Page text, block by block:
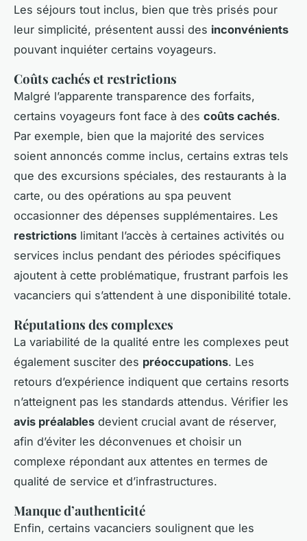
Les séjours tout inclus, bien que très prisés pour
leur simplicité, présentent aussi des inconvénients
pouvant inquiéter certains voyageurs.
Coûts cachés et restrictions
Malgré l’apparente transparence des forfaits,
certains voyageurs font face à des coûts cachés.
Par exemple, bien que la majorité des services
soient annoncés comme inclus, certains extras tels
que des excursions spéciales, des restaurants à la
carte, ou des opérations au spa peuvent
occasionner des dépenses supplémentaires. Les
restrictions limitant l’accès à certaines activités ou
services inclus pendant des périodes spécifiques
ajoutent à cette problématique, frustrant parfois les
vacanciers qui s’attendent à une disponibilité totale.
Réputations des complexes
La variabilité de la qualité entre les complexes peut
également susciter des préoccupations. Les
retours d’expérience indiquent que certains resorts
n’atteignent pas les standards attendus. Vérifier les
avis préalables devient crucial avant de réserver,
afin d’éviter les déconvenues et choisir un
complexe répondant aux attentes en termes de
qualité de service et d’infrastructures.
Manque d’authenticité
Enfin, certains vacanciers soulignent que les